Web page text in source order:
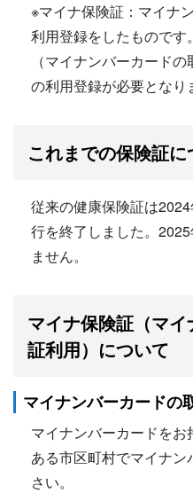
※マイナ保険証：マイナ
利用登録をしたものです。
（マイナンバーカード
の利用登録が必要となり
これまでの保険証に
従来の健康保険証は
行を終了しました。
ません。
マイナ保険証（マ
証利用）について
マイナンバーカードの
マイナンバーカードを
ある市区町村でマイナ
さい。